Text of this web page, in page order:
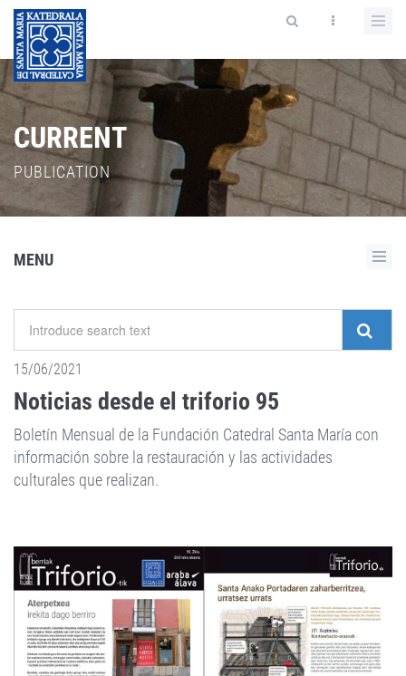
CURRENT
PUBLICATION
MENU
15/06/2021
Noticias desde el triforio 95
Boletín Mensual de la Fundación Catedral Santa María con
información sobre la restauración y las actividades
culturales que realizan.